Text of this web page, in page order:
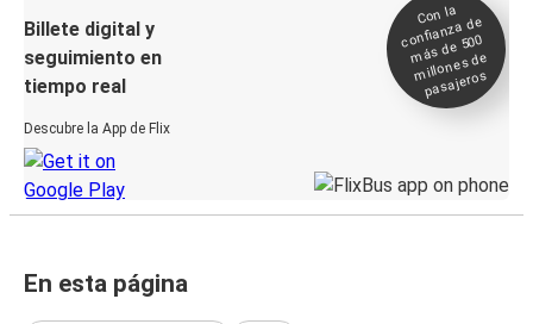
Billete digital y
seguimiento en
tiempo real
Descubre la App de Flix
Con la
confianza de
más de 500
millones de
pasajeros
En esta página